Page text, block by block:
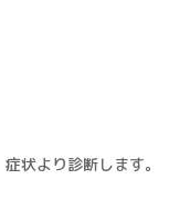
状より診断します。